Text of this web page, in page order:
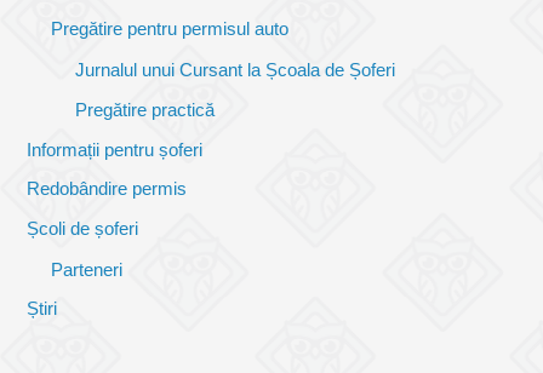
Pregătire pentru permisul auto
Jurnalul unui Cursant la Școala de Șoferi
Pregătire practică
Informații pentru șoferi
Redobândire permis
Școli de șoferi
Parteneri
Știri